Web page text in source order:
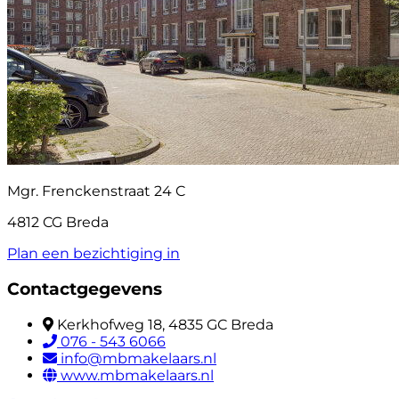
Mgr. Frenckenstraat 24 C
4812 CG Breda
Plan een bezichtiging in
Contactgegevens
Kerkhofweg 18, 4835 GC Breda
076 - 543 6066
info@mbmakelaars.nl
www.mbmakelaars.nl